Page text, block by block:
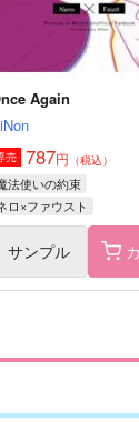
サンプル 作
Again
売 787円 （税込）
法使いの約束
ロ×ファウスト
サンプル